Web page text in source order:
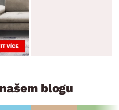
blogu